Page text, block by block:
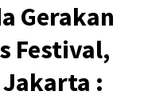
Gerakan
Festival,
: